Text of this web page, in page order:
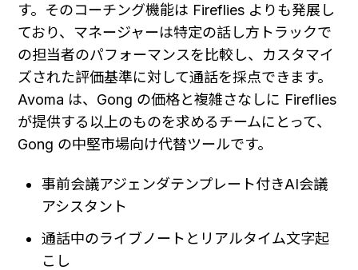
す。そのコーチング機能は Fireflies よりも発展し
ており、マネージャーは特定の話し方トラックで
の担当者のパフォーマンスを比較し、カスタマイ
ズされた評価基準に対して通話を採点できます。
Avoma は、Gong の価格と複雑さなしに Fireflies
が提供する以上のものを求めるチームにとって、
Gong の中堅市場向け代替ツールです。
事前会議アジェンダテンプレート付きAI会議
アシスタント
通話中のライブノートとリアルタイム文字起
こし